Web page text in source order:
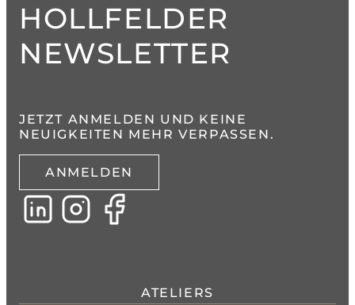
HOLLFELDER
NEWSLETTER
JETZT ANMELDEN UND KEINE
NEUIGKEITEN MEHR VERPASSEN.
ANMELDEN
ATELIERS